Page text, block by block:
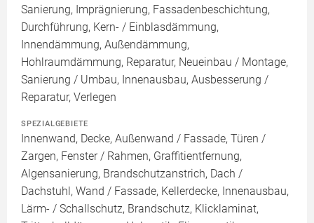
Sanierung, Imprägnierung, Fassadenbeschichtung,
Durchführung, Kern- / Einblasdämmung,
Innendämmung, Außendämmung,
Hohlraumdämmung, Reparatur, Neueinbau / Montage,
Sanierung / Umbau, Innenausbau, Ausbesserung /
Reparatur, Verlegen
SPEZIALGEBIETE
Innenwand, Decke, Außenwand / Fassade, Türen /
Zargen, Fenster / Rahmen, Graffitientfernung,
Algensanierung, Brandschutzanstrich, Dach /
Dachstuhl, Wand / Fassade, Kellerdecke, Innenausbau,
Lärm- / Schallschutz, Brandschutz, Klicklaminat,